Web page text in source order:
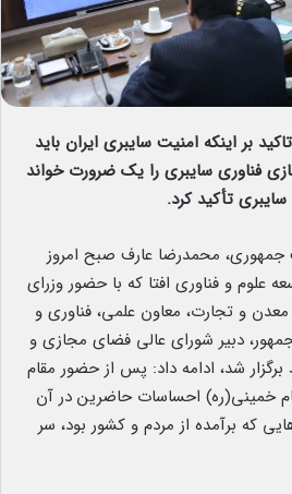
بر اینکه امنیت سایبری ایران باید
فناوری سایبری را یک ضرورت خواند
تأکید کرد.
جمهوری، محمدرضا عارف صبح امروز
علوم و فناوری افتا که با حضور وزرای
و تجارت، معاون علمی، ‌فناوری و
دبیر شورای عالی فضای مجازی و
شد، ادامه داد: پس از حضور مقام
خمینی(ره) احساسات حاضرین در آن
که برآمده از مردم و کشور بود، سر